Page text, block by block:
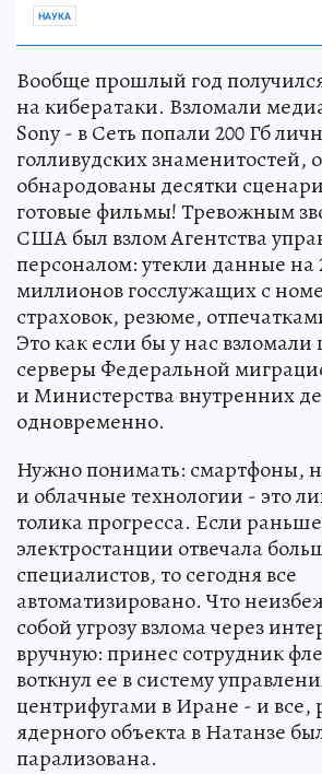
НАУКА
Вообще прошлый год
на кибератаки. Взломали
Sony - в Сеть попали 200 Гб
голливудских знаменитостей,
обнародованы десятки
готовые фильмы! Тревожным
США был взлом Агентства
персоналом: утекли данные
миллионов госслужащих с
страховок, резюме,
Это как если бы у нас
серверы Федеральной
и Министерства внутренних
одновременно.
Нужно понимать: смартфоны,
и облачные технологии - это
толика прогресса. Если
электростанции отвечала
специалистов, то сегодня все
автоматизировано. Что
собой угрозу взлома через
вручную: принес сотрудник
воткнул ее в систему
центрифугами в Иране - и все,
ядерного объекта в Натанзе
парализована.